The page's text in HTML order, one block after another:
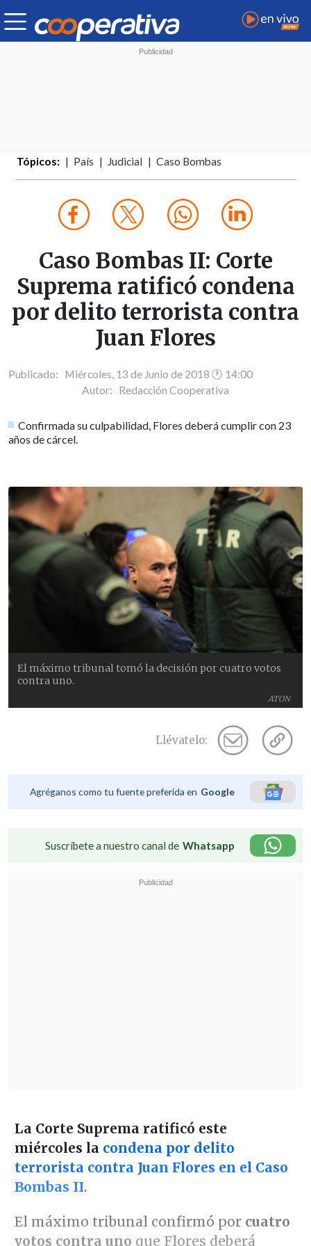
Tópicos: País Judicial Caso Bombas
Caso Bombas II: Corte
Suprema ratificó condena
por delito terrorista contra
Juan Flores
Publicado: Miércoles, 13 de Junio de 2018 🕐 14:00
Autor: Redacción Cooperativa
Confirmada su culpabilidad, Flores deberá cumplir con 23
años de cárcel.
ATON
El máximo tribunal tomó la decisión por cuatro votos
contra uno.
Llévatelo:
Agréganos como tu fuente preferida en Google
Suscríbete a nuestro canal de Whatsapp
La Corte Suprema ratificó este
miércoles la condena por delito
terrorista contra Juan Flores en el Caso
Bombas II.
El máximo tribunal confirmó por cuatro
votos contra uno que Flores deberá